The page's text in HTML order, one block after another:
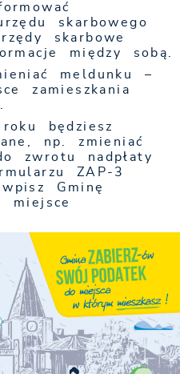
skarbowego
skarbowe
między sobą.
meldunku –
zamieszkania
będziesz
np. zmieniać
zwrotu nadpłaty
ZAP-3
Gminę
miejsce